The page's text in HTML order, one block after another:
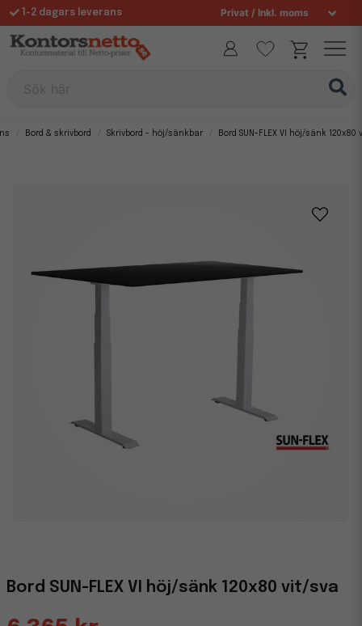
1-2 dagars leverans
Fri frakt över 995 kr
Bord & skrivbord Skrivbord - höj/sänkbar Bord SUN-FLEX VI höj/sänk 120x80
Bord SUN-FLEX VI höj/sänk 120x80 vit/sva